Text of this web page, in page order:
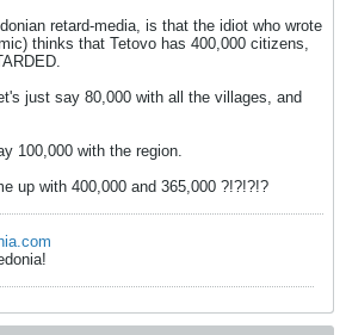
retard-media, is that the idiot who wrote
thinks that Tetovo has 400,000 citizens,
just say 80,000 with all the villages, and
100,000 with the region.
up with 400,000 and 365,000 ?!?!?!?